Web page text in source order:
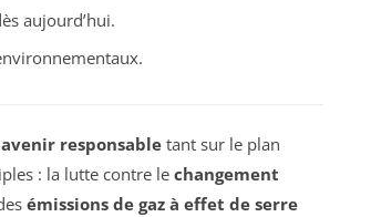
aujourd’hui.
avenir responsable tant sur le plan
: la lutte contre le changement
émissions de gaz à effet de serre